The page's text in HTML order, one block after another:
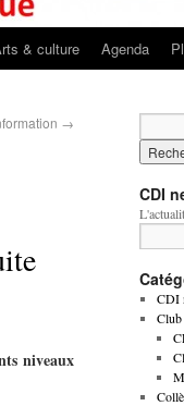
& culture Agenda
→
niveaux
CDI
CDI